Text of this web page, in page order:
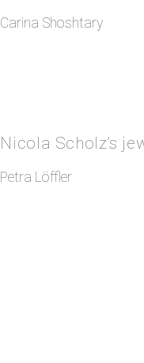
Carina Shoshtary
Nicola Scholz’s
Petra Löffler